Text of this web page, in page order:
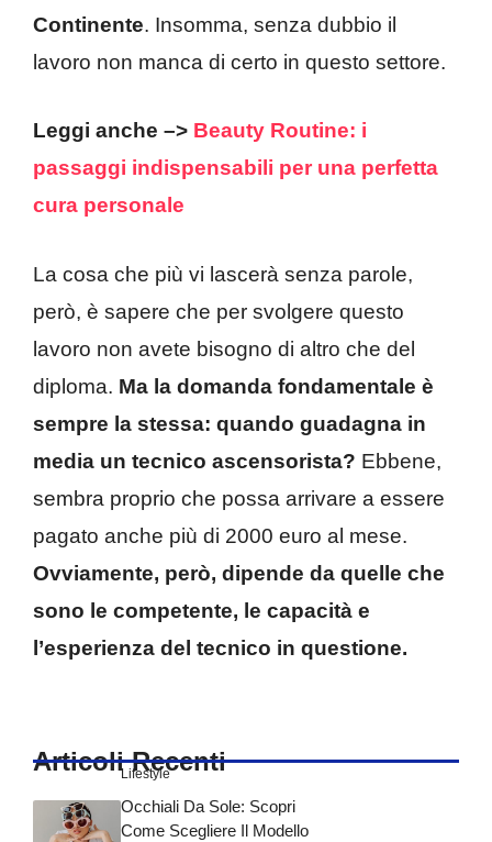
Continente. Insomma, senza dubbio il
lavoro non manca di certo in questo settore.
Leggi anche –> Beauty Routine: i
passaggi indispensabili per una perfetta
cura personale
La cosa che più vi lascerà senza parole,
però, è sapere che per svolgere questo
lavoro non avete bisogno di altro che del
diploma. Ma la domanda fondamentale è
sempre la stessa: quando guadagna in
media un tecnico ascensorista? Ebbene,
sembra proprio che possa arrivare a essere
pagato anche più di 2000 euro al mese.
Ovviamente, però, dipende da quelle che
sono le competente, le capacità e
l’esperienza del tecnico in questione.
Articoli Recenti
Lifestyle
Occhiali Da Sole: Scopri
Come Scegliere Il Modello